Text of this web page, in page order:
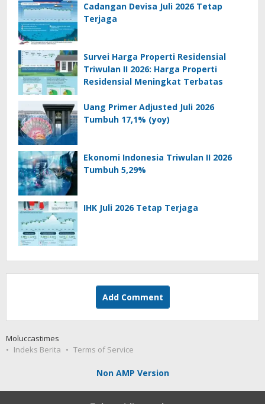
Cadangan Devisa Juli 2026 Tetap
Terjaga
Survei Harga Properti Residensial
Triwulan II 2026: Harga Properti
Residensial Meningkat Terbatas
Uang Primer Adjusted Juli 2026
Tumbuh 17,1% (yoy)
Ekonomi Indonesia Triwulan II 2026
Tumbuh 5,29%
IHK Juli 2026 Tetap Terjaga
Add Comment
Moluccastimes
Indeks Berita
Terms of Service
Non AMP Version